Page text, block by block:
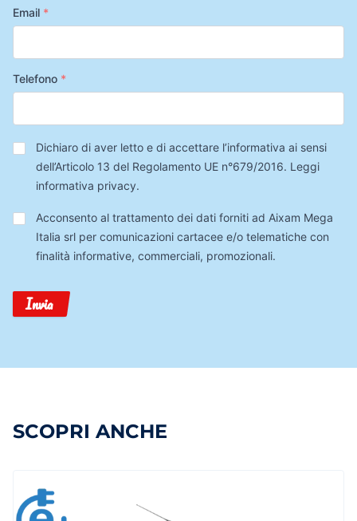
Email *
Telefono *
Privacy*
Dichiaro di aver letto e di accettare l’informativa ai sensi
dell’Articolo 13 del Regolamento UE n°679/2016. Leggi
informativa privacy.
Trattamento
Dati
Acconsento al trattamento dei dati forniti ad Aixam Mega
Italia srl per comunicazioni cartacee e/o telematiche con
finalità informative, commerciali, promozionali.
Invia
SCOPRI ANCHE